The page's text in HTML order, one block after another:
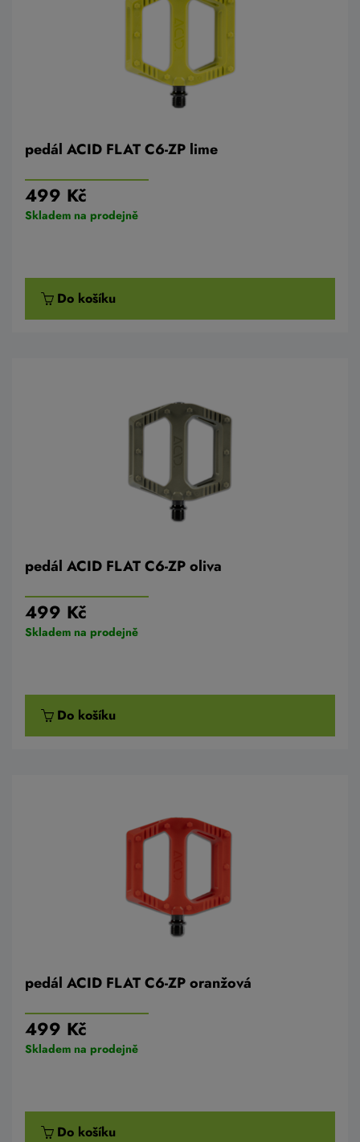
pedál ACID FLAT C6-ZP lime
499 Kč
Skladem na prodejně
Do košíku
pedál ACID FLAT C6-ZP oliva
499 Kč
Skladem na prodejně
Do košíku
pedál ACID FLAT C6-ZP oranžová
499 Kč
Skladem na prodejně
Do košíku